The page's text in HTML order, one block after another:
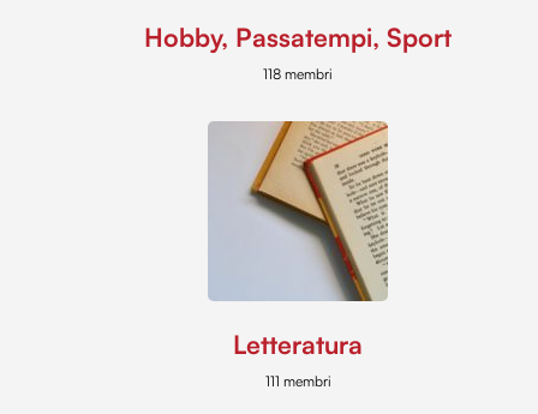
Hobby, Passatempi, Sport
118 membri
Letteratura
111 membri